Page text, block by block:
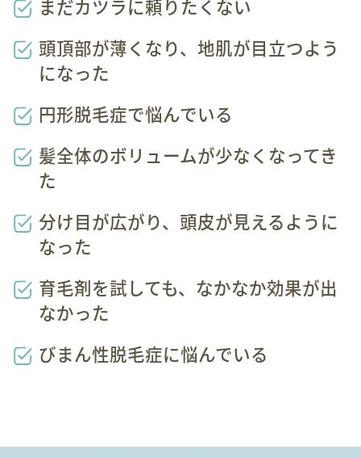
まだカツラに頼りたくない
頭頂部が薄くなり、地肌が目立つよう
になった
円形脱毛症で悩んでいる
髪全体のボリュームが少なくなってき
た
分け目が広がり、頭皮が見えるように
なった
育毛剤を試しても、なかなか効果が出
なかった
びまん性脱毛症に悩んでいる